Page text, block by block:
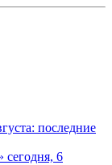
последние
сегодня, 6